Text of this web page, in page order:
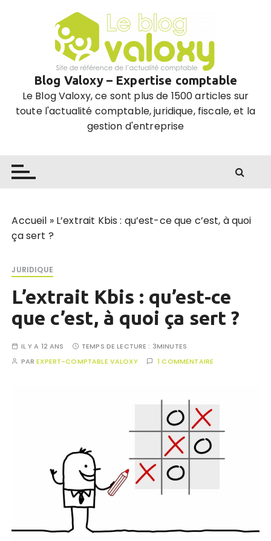
Blog Valoxy – Expertise comptable
Le Blog Valoxy, ce sont plus de 1500 articles sur
toute l'actualité comptable, juridique, fiscale, et la
gestion d'entreprise
Accueil » L’extrait Kbis : qu’est-ce que c’est, à quoi
ça sert ?
JURIDIQUE
L’extrait Kbis : qu’est-ce
que c’est, à quoi ça sert ?
IL Y A 12 ANS TEMPS DE LECTURE : 3MINUTES
PAREXPERT-COMPTABLE VALOXY 1 COMMENTAIRE